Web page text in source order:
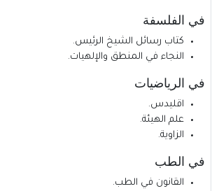
في الفلسفة
كتاب رسائل الشيخ الرئيس.
النجاء في المنطق والإلهيات.
في الرياضيات
اقليدس.
علم الهيئة.
الزاوية.
في الطب
القانون في الطب.